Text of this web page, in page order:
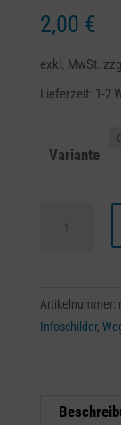
2,00 €
exkl. MwSt.
Lieferzeit: 1-2
Variante
Artikelnummer:
Infoschilder,